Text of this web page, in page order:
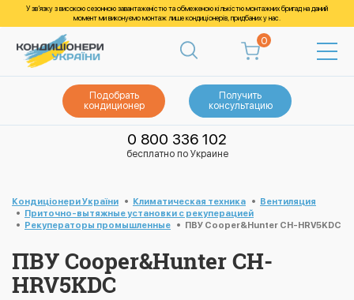
У зв’язку з високою сезонною завантаженістю та обмеженою кількістю монтажних бригад на даний
момент ми виконуємо монтаж лише кондиціонерів, придбаних у нас.
0
Подобрать
кондиционер
Получить
консультацию
0 800 336 102
бесплатно по Украине
Кондиціонери України Климатическая техника
Вентиляция
Приточно-вытяжные установки с рекуперацией
Рекуператоры промышленные
ПВУ Cooper&Hunter CH-HRV5KDC
ПВУ Cooper&Hunter CH-
HRV5KDC